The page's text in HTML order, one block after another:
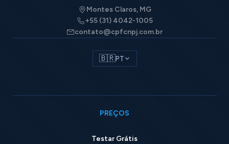
Montes Claros, MG
+55 (31) 4042-1005
contato@cpfcnpj.com.br
🇧🇷PT
PREÇOS
Testar Grátis